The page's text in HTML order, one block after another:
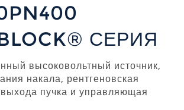
СЕРИЯ
высоковольтный источник,
накала, рентгеновская
выхода пучка и управляющая